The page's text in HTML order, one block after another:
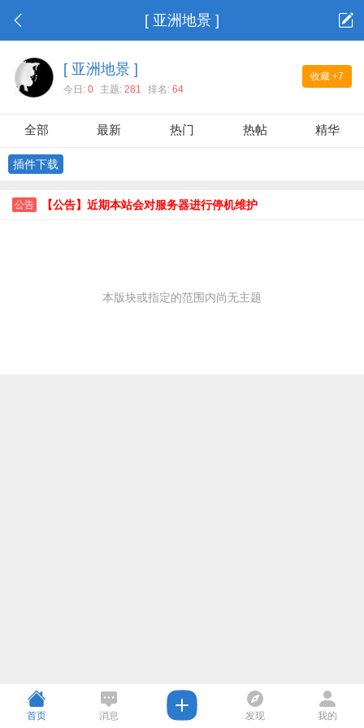
[ 亚洲地景 ]
收藏 +7
[ 亚洲地景 ]
今日:0 主题:281 排名:64
全部 最新 热门 热帖 精华
插件下载
公告 【公告】近期本站会对服务器进行停机维护
本版块或指定的范围内尚无主题
首页 消息 发现 我的